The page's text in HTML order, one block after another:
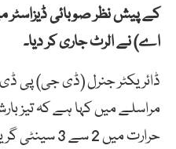
کے پیش نظر صوبائی ڈیزاسٹر
اے) نے الرٹ جاری کر دیا۔
ڈائریکٹر جنرل (ڈی جی) پی
مراسلے میں کہا ہے کہ تیز
حرارت میں 2